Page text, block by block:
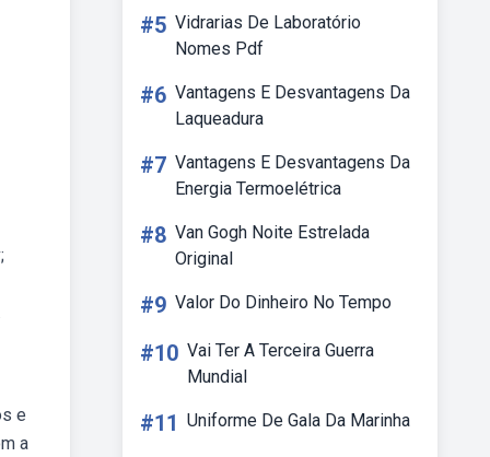
e
a
#5 Vidrarias De Laboratório
Nomes Pdf
#6 Vantagens E Desvantagens Da
Laqueadura
#7 Vantagens E Desvantagens Da
Energia Termoelétrica
#8 Van Gogh Noite Estrelada
Original
#9 Valor Do Dinheiro No Tempo
#10 Vai Ter A Terceira Guerra
Mundial
#11 Uniforme De Gala Da Marinha